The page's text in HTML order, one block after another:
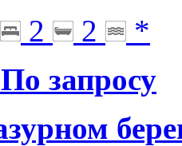
2 2
*
запросу